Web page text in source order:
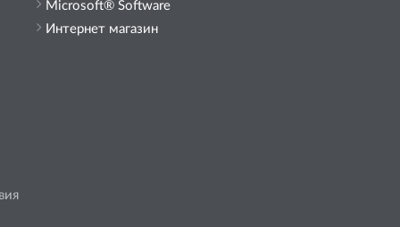
Microsoft® Software
Интернет магазин